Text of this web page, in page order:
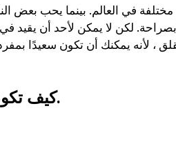
في العالم. بينما يحب بعض
لكن لا يمكن لأحد أن يقيد في
كيف تكون سعيدًا بمفردك بعد الانفصال: 7 أفضل الطرق.